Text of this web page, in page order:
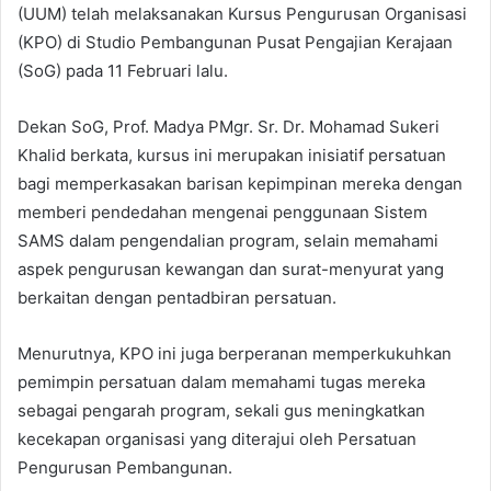
(UUM) telah melaksanakan Kursus Pengurusan Organisasi
(KPO) di Studio Pembangunan Pusat Pengajian Kerajaan
(SoG) pada 11 Februari lalu.
Dekan SoG, Prof. Madya PMgr. Sr. Dr. Mohamad Sukeri
Khalid berkata, kursus ini merupakan inisiatif persatuan
bagi memperkasakan barisan kepimpinan mereka dengan
memberi pendedahan mengenai penggunaan Sistem
SAMS dalam pengendalian program, selain memahami
aspek pengurusan kewangan dan surat-menyurat yang
berkaitan dengan pentadbiran persatuan.
Menurutnya, KPO ini juga berperanan memperkukuhkan
pemimpin persatuan dalam memahami tugas mereka
sebagai pengarah program, sekali gus meningkatkan
kecekapan organisasi yang diterajui oleh Persatuan
Pengurusan Pembangunan.